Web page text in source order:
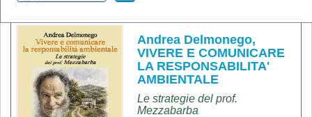
1 2 ››
Andrea Delmonego,
VIVERE E COMUNICARE
LA RESPONSABILITA'
AMBIENTALE
Le strategie del prof.
Mezzabarba